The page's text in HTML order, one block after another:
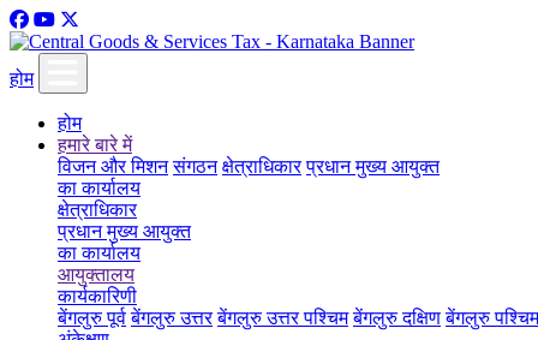
होम
होम
हमारे बारे में
विजन और मिशन संगठन क्षेत्राधिकार प्रधान मुख्य आयुक्त
का कार्यालय
क्षेत्राधिकार
प्रधान मुख्य आयुक्त
का कार्यालय
आयुक्तालय
कार्यकारिणी
बेंगलुरु पूर्व बेंगलुरु उत्तर बेंगलुरु उत्तर पश्चिम बेंगलुरु दक्षिण बेंगलुरु पश्चिम